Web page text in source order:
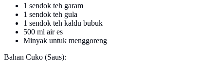
1 sendok teh garam
1 sendok teh gula
1 sendok teh kaldu bubuk
500 ml air es
Minyak untuk menggoreng
Bahan Cuko (Saus):